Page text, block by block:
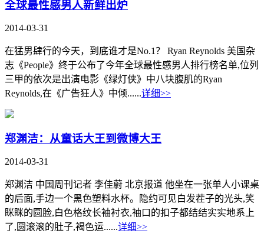
全球最性感男人新鲜出炉
2014-03-31
在猛男肆行的今天，到底谁才是No.1？ Ryan Reynolds 美国杂
志《People》终于公布了今年全球最性感男人排行榜名单,位列
三甲的依次是出演电影《绿灯侠》中八块腹肌的Ryan
Reynolds,在《广告狂人》中倾......详细>>
郑渊洁：从童话大王到微博大王
2014-03-31
郑渊洁 中国周刊记者 李佳蔚 北京报道 他坐在一张单人小课桌
的后面,手边一个黑色塑料水杯。隐约可见白发茬子的光头,笑
眯眯的圆脸,白色格纹长袖衬衣,袖口的扣子都结结实实地系上
了,圆滚滚的肚子,褐色运......详细>>